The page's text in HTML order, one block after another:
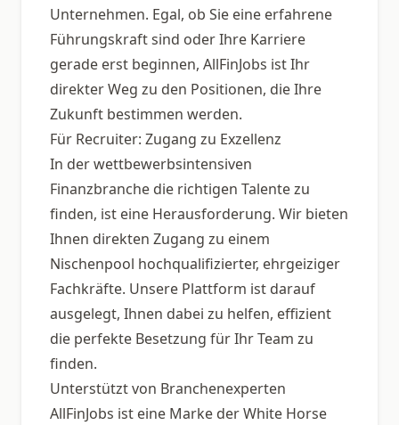
Unternehmen. Egal, ob Sie eine erfahrene
Führungskraft sind oder Ihre Karriere
gerade erst beginnen, AllFinJobs ist Ihr
direkter Weg zu den Positionen, die Ihre
Zukunft bestimmen werden.
Für Recruiter: Zugang zu Exzellenz
In der wettbewerbsintensiven
Finanzbranche die richtigen Talente zu
finden, ist eine Herausforderung. Wir bieten
Ihnen direkten Zugang zu einem
Nischenpool hochqualifizierter, ehrgeiziger
Fachkräfte. Unsere Plattform ist darauf
ausgelegt, Ihnen dabei zu helfen, effizient
die perfekte Besetzung für Ihr Team zu
finden.
Unterstützt von Branchenexperten
AllFinJobs ist eine Marke der White Horse